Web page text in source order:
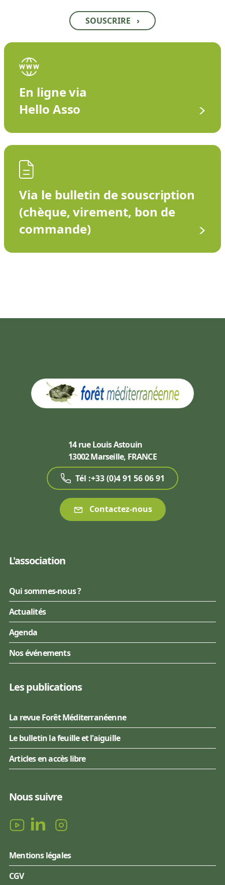
SOUSCRIRE ›
En ligne via
Hello Asso
Via le bulletin de souscription
(chèque, virement, bon de
commande)
14 rue Louis Astouin
13002 Marseille, FRANCE
Tél :+33 (0)4 91 56 06 91
Contactez-nous
L'association
Qui sommes-nous ?
Actualités
Agenda
Nos événements
Les publications
La revue Forêt Méditerranéenne
Le bulletin la feuille et l'aiguille
Articles en accès libre
Nous suivre
Mentions légales
CGV